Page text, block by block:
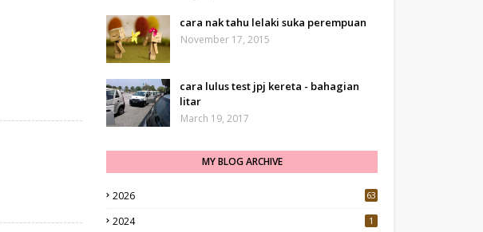
cara nak tahu lelaki suka perempuan
November 17, 2015
cara lulus test jpj kereta - bahagian
litar
March 19, 2017
MY BLOG ARCHIVE
2026 63
2024 1